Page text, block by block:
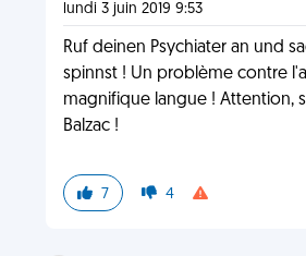
lundi 3 juin 2019 9:53
Ruf deinen Psychiater an und
spinnst ! Un problème contre
magnifique langue ! Attention,
Balzac !
7 4